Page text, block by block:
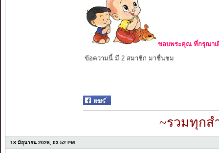
ขอบพระคุณ ที่กรุณาเ
ข้อความนี้ มี 2 สมาชิก มาชื่นชม
~รวมทุกส
18 มิถุนายน 2026, 03:52:PM